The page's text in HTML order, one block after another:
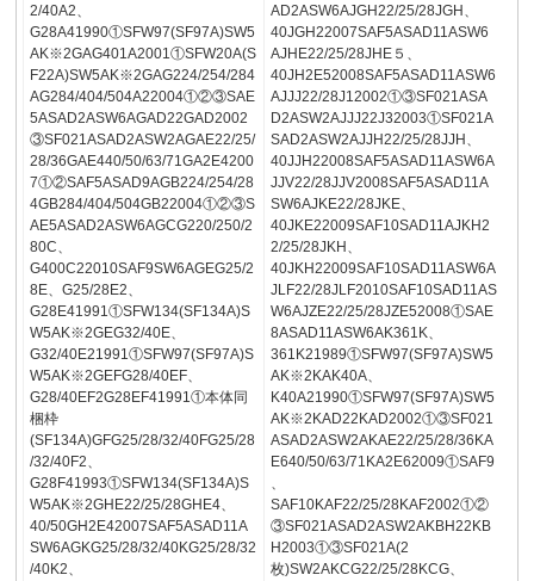
2/40A2、
G28A41990①SFW97(SF97A)SW5
AK※2GAG401A2001①SFW20A(S
F22A)SW5AK※2GAG224/254/284
AG284/404/504A22004①②③SAE
5ASAD2ASW6AGAD22GAD2002
③SF021ASAD2ASW2AGAE22/25/
28/36GAE440/50/63/71GA2E4200
7①②SAF5ASAD9AGB224/254/28
4GB284/404/504GB22004①②③S
AE5ASAD2ASW6AGCG220/250/2
80C、
G400C22010SAF9SW6AGEG25/2
8E、G25/28E2、
G28E41991①SFW134(SF134A)S
W5AK※2GEG32/40E、
G32/40E21991①SFW97(SF97A)S
W5AK※2GEFG28/40EF、
G28/40EF2G28EF41991①本体同
梱枠
(SF134A)GFG25/28/32/40FG25/28
/32/40F2、
G28F41993①SFW134(SF134A)S
W5AK※2GHE22/25/28GHE4、
40/50GH2E42007SAF5ASAD11A
SW6AGKG25/28/32/40KG25/28/32
/40K2、
AD2ASW6AJGH22/25/28JGH、
40JGH22007SAF5ASAD11ASW6
AJHE22/25/28JHE５、
40JH2E52008SAF5ASAD11ASW6
AJJJ22/28J12002①③SF021ASA
D2ASW2AJJJ22J32003①SF021A
SAD2ASW2AJJH22/25/28JJH、
40JJH22008SAF5ASAD11ASW6A
JJV22/28JJV2008SAF5ASAD11A
SW6AJKE22/28JKE、
40JKE22009SAF10SAD11AJKH2
2/25/28JKH、
40JKH22009SAF10SAD11ASW6A
JLF22/28JLF2010SAF10SAD11AS
W6AJZE22/25/28JZE52008①SAE
8ASAD11ASW6AK361K、
361K21989①SFW97(SF97A)SW5
AK※2KAK40A、
K40A21990①SFW97(SF97A)SW5
AK※2KAD22KAD2002①③SF021
ASAD2ASW2AKAE22/25/28/36KA
E640/50/63/71KA2E62009①SAF9
、
SAF10KAF22/25/28KAF2002①②
③SF021ASAD2ASW2AKBH22KB
H2003①③SF021A(2
枚)SW2AKCG22/25/28KCG、